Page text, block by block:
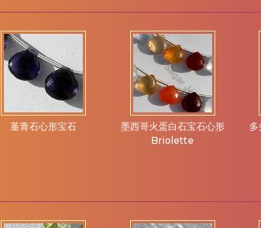
堇青石心形宝石
墨西哥火蛋白石宝石心形
Briolette